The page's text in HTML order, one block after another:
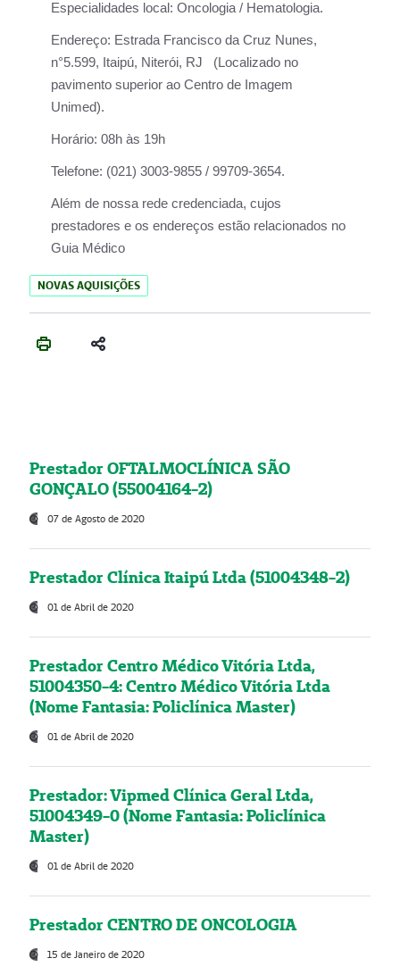
Especialidades local: Oncologia / Hematologia.
Endereço: Estrada Francisco da Cruz Nunes,
n°5.599, Itaipú, Niterói, RJ (Localizado no
pavimento superior ao Centro de Imagem
Unimed).
Horário: 08h às 19h
Telefone: (021) 3003-9855 / 99709-3654.
Além de nossa rede credenciada, cujos
prestadores e os endereços estão relacionados no
Guia Médico
NOVAS AQUISIÇÕES
Prestador OFTALMOCLÍNICA SÃO
GONÇALO (55004164-2)
07 de Agosto de 2020
Prestador Clínica Itaipú Ltda (51004348-2)
01 de Abril de 2020
Prestador Centro Médico Vitória Ltda,
51004350-4: Centro Médico Vitória Ltda
(Nome Fantasia: Policlínica Master)
01 de Abril de 2020
Prestador: Vipmed Clínica Geral Ltda,
51004349-0 (Nome Fantasia: Policlínica
Master)
01 de Abril de 2020
Prestador CENTRO DE ONCOLOGIA
15 de Janeiro de 2020